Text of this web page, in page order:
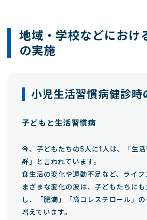
地域・学校などにおけ
の実施
小児生活習慣病健診時
子どもと生活習慣病
今、子どもたちの5人に1人は、「生
群」と言われています。
食生活の変化や運動不足など、ライフ
まざまな変化の波は、子どもたちに
し、「肥満」「高コレステロール」
増えています。